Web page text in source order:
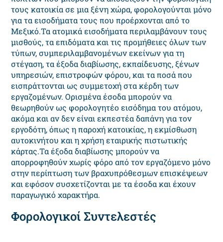
τους κατοικία σε μια ξένη χώρα, φορολογούνται μόνο
για τα εισοδήματα τους που προέρχονται από το
Μεξικό.Τα ατομικά εισοδήματα περιλαμβάνουν τους
μισθούς, τα επιδόματα και τις προμήθειες όλων των
τύπων, συμπεριλαμβανομένων εκείνων για τη
στέγαση, τα έξοδα διαβίωσης, εκπαίδευσης, ξένων
υπηρεσιών, επιστροφών φόρου, και τα ποσά που
εισπράττονται ως συμμετοχή στα κέρδη των
εργαζομένων. Ορισμένα έσοδα μπορούν να
θεωρηθούν ως φορολογητέο εισόδημα του ατόμου,
ακόμα και αν δεν είναι εκπεστέα δαπάνη για τον
εργοδότη, όπως η παροχή κατοικίας, η εκμίσθωση
αυτοκινήτου και η χρήση εταιρικής πιστωτικής
κάρτας.Τα έξοδα διαβίωσης μπορούν να
απορροφηθούν χωρίς φόρο από τον εργαζόμενο μόνο
στην περίπτωση των βραχυπρόθεσμων επισκέψεων
και εφόσον συσχετίζονται με τα έσοδα και έχουν
παραγωγικό χαρακτήρα.
Φορολογικοί Συντελεστές